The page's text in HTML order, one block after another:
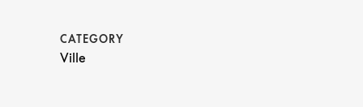
CATEGORY
Ville